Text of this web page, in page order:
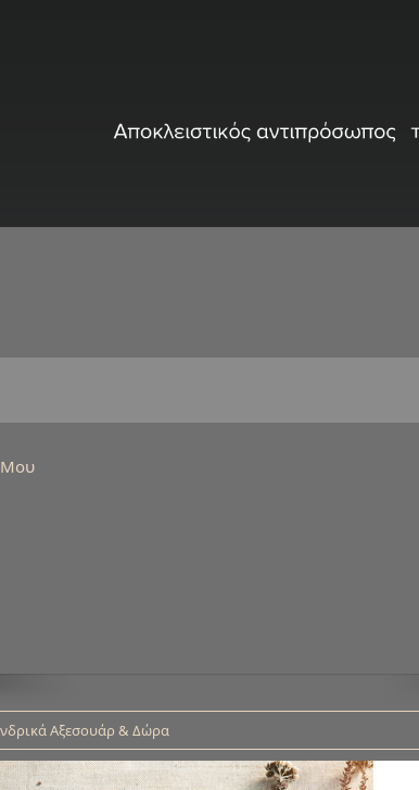
Μου
Αξεσουάρ & Δώρα